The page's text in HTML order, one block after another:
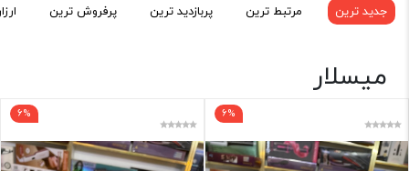
دسته بندی
مراقبت پوست
برند
جدید ترین مرتبط ترین پربازدید ترین پرفروش ترین
میسلار
6%
6%